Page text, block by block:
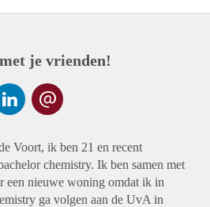
je vrienden!
Voort, ik ben 21 en recent
chemistry. Ik ben samen met
een nieuwe woning omdat ik in
ga volgen aan de UvA in